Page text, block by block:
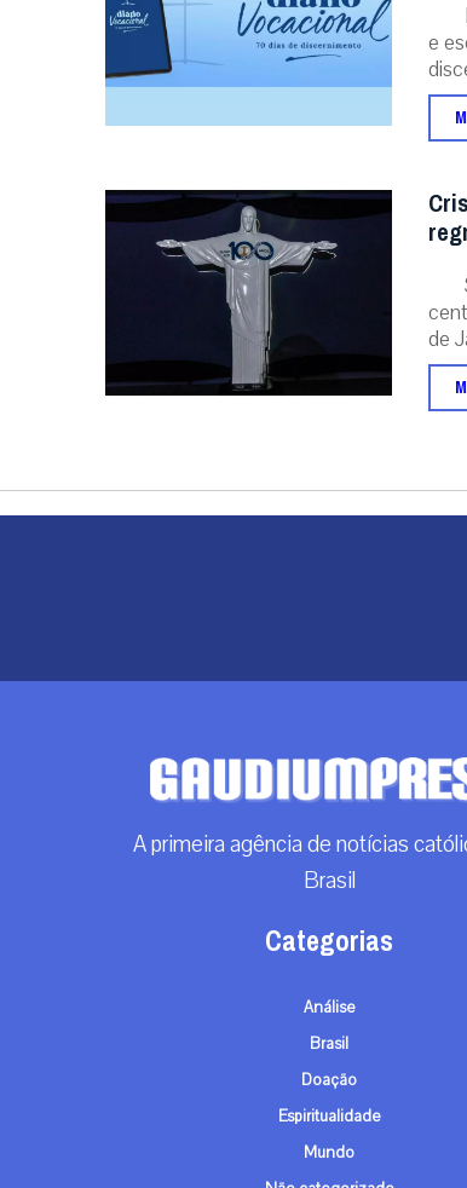
e
de
A primeira agência de notícias
Brasil
Categorias
Análise
Brasil
Doação
Espiritualidade
Mundo